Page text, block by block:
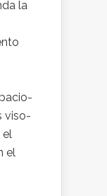
la
viso-
el
el